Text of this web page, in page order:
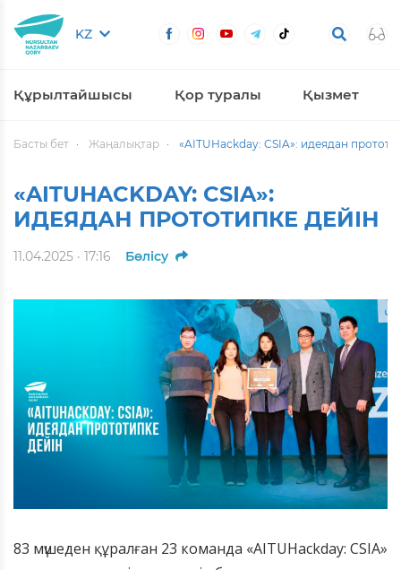
KZ
Құрылтайшысы Қор туралы Қызмет
Басты бет Жаңалықтар «AITUHackday: CSIA»: идеядан
«AITUHACKDAY: CSIA»:
ИДЕЯДАН ПРОТОТИПКЕ ДЕЙІН
11.04.2025 · 17:16 Бөлісу
83 мүшеден құралған 23 команда «AITUHackday: CSIA»